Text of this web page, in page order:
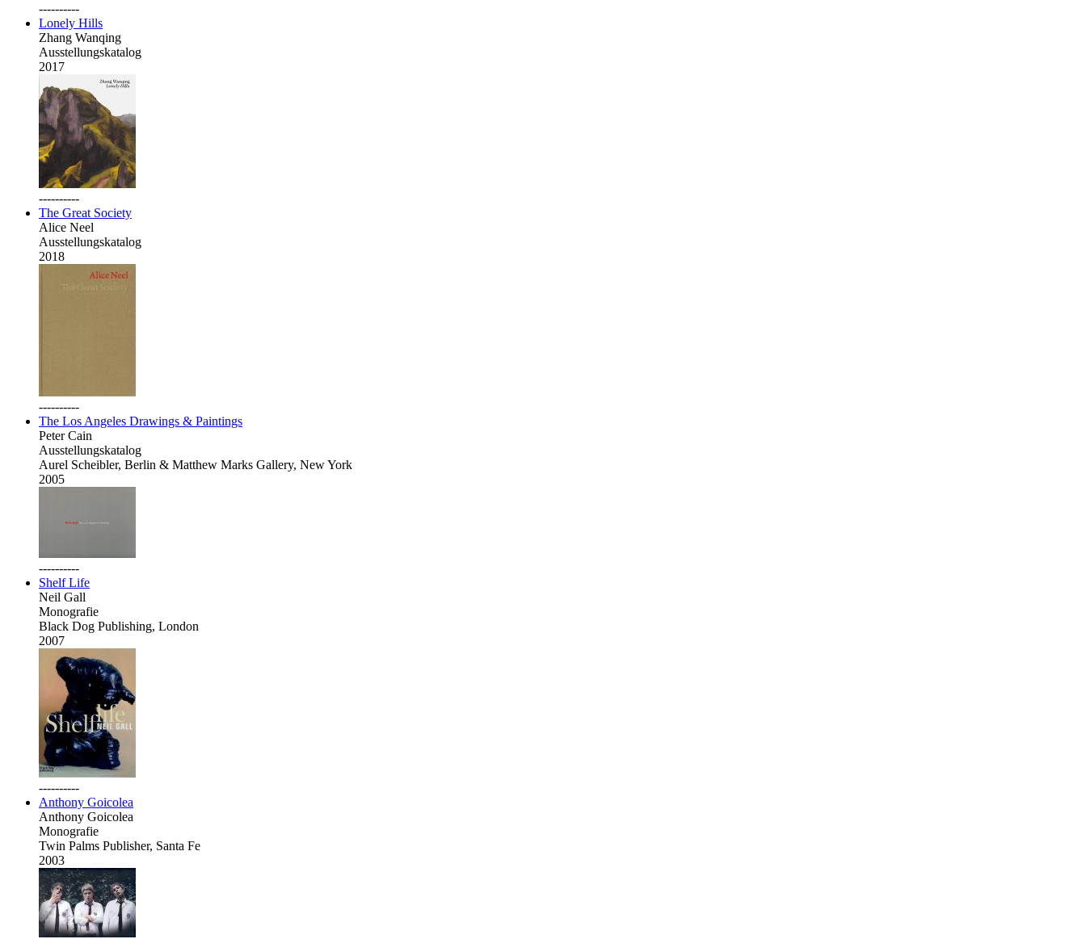
----------
Lonely Hills
Zhang Wanqing
Ausstellungskatalog
2017
----------
The Great Society
Alice Neel
Ausstellungskatalog
2018
----------
The Los Angeles Drawings & Paintings
Peter Cain
Ausstellungskatalog
Aurel Scheibler, Berlin & Matthew Marks Gallery, New York
2005
----------
Shelf Life
Neil Gall
Monografie
Black Dog Publishing, London
2007
----------
Anthony Goicolea
Anthony Goicolea
Monografie
Twin Palms Publisher, Santa Fe
2003